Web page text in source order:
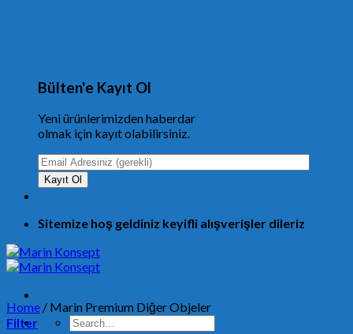
Bülten'e Kayıt Ol
Yeni ürünlerimizden haberdar
olmak için kayıt olabilirsiniz.
Sitemize hoş geldiniz keyifli alışverişler dileriz
Search
Home / Marin Premium Diğer Objeler
Filter